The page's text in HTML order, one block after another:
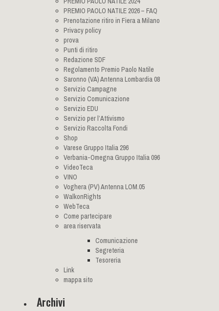
PREMIO PAOLO NATILE 2026 – FAQ
Prenotazione ritiro in Fiera a Milano
Privacy policy
prova
Punti di ritiro
Redazione SDF
Regolamento Premio Paolo Natile
Saronno (VA) Antenna Lombardia 08
Servizio Campagne
Servizio Comunicazione
Servizio EDU
Servizio per l’Attivismo
Servizio Raccolta Fondi
Shop
Varese Gruppo Italia 296
Verbania-Omegna Gruppo Italia 096
VideoTeca
VINO
Voghera (PV) Antenna LOM.05
WalkonRights
WebTeca
Come partecipare
area riservata
Comunicazione
Segreteria
Tesoreria
Link
mappa sito
Archivi